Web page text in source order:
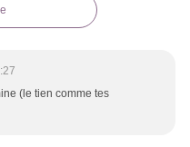
(le tien comme tes